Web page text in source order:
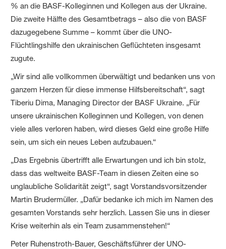
% an die BASF-Kolleginnen und Kollegen aus der Ukraine.
Die zweite Hälfte des Gesamtbetrags – also die von BASF
dazugegebene Summe – kommt über die UNO-
Flüchtlingshilfe den ukrainischen Geflüchteten insgesamt
zugute.
„Wir sind alle vollkommen überwältigt und bedanken uns von
ganzem Herzen für diese immense Hilfsbereitschaft“, sagt
Tiberiu Dima, Managing Director der BASF Ukraine. „Für
unsere ukrainischen Kolleginnen und Kollegen, von denen
viele alles verloren haben, wird dieses Geld eine große Hilfe
sein, um sich ein neues Leben aufzubauen.“
„Das Ergebnis übertrifft alle Erwartungen und ich bin stolz,
dass das weltweite BASF-Team in diesen Zeiten eine so
unglaubliche Solidarität zeigt“, sagt Vorstandsvorsitzender
Martin Brudermüller. „Dafür bedanke ich mich im Namen des
gesamten Vorstands sehr herzlich. Lassen Sie uns in dieser
Krise weiterhin als ein Team zusammenstehen!“
Peter Ruhenstroth-Bauer, Geschäftsführer der UNO-